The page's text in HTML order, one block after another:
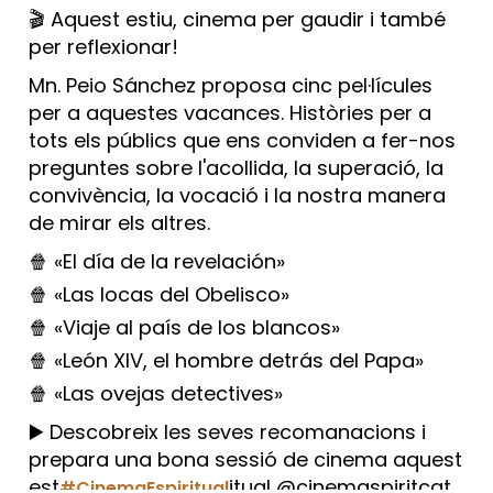
🎬 Aquest estiu, cinema per gaudir i també
per reflexionar!
Mn. Peio Sánchez proposa cinc pel·lícules
per a aquestes vacances. Històries per a
tots els públics que ens conviden a fer-nos
preguntes sobre l'acollida, la superació, la
convivència, la vocació i la nostra manera
de mirar els altres.
🍿 «El día de la revelación»
🍿 «Las locas del Obelisco»
🍿 «Viaje al país de los blancos»
🍿 «León XIV, el hombre detrás del Papa»
🍿 «Las ovejas detectives»
▶️ Descobreix les seves recomanacions i
prepara una bona sessió de cinema aquest
est
itual @cinemaspiritcat